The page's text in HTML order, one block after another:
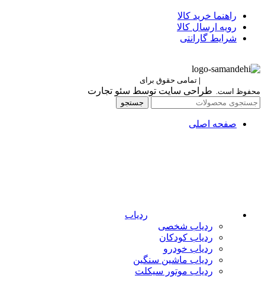
راهنما خرید کالا
رویه ارسال کالا
شرایط گارانتی
| تمامی حقوق برای
محفوظ است. طراحی سایت توسط سئو تجارت
جستجو
صفحه اصلی
ردیاب
ردیاب شخصی
ردیاب کودکان
ردیاب خودرو
ردیاب ماشین سنگین
ردیاب موتور سیکلت